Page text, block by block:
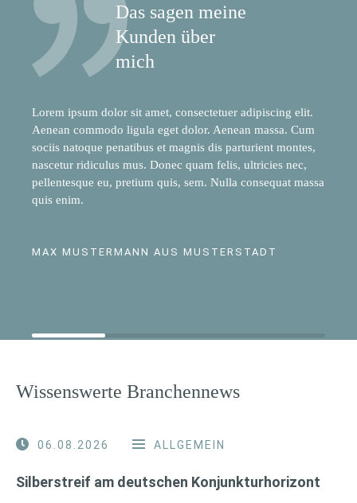
Das sagen meine
Kunden über
mich
Lorem ipsum dolor sit amet, consectetuer adipiscing elit.
Aenean commodo ligula eget dolor. Aenean massa. Cum
sociis natoque penatibus et magnis dis parturient montes,
nascetur ridiculus mus. Donec quam felis, ultricies nec,
pellentesque eu, pretium quis, sem. Nulla consequat massa
quis enim.
MAX MUSTERMANN AUS MUSTERSTADT
Wissenswerte Branchennews
06.08.2026 ALLGEMEIN
Silberstreif am deutschen Konjunkturhorizont